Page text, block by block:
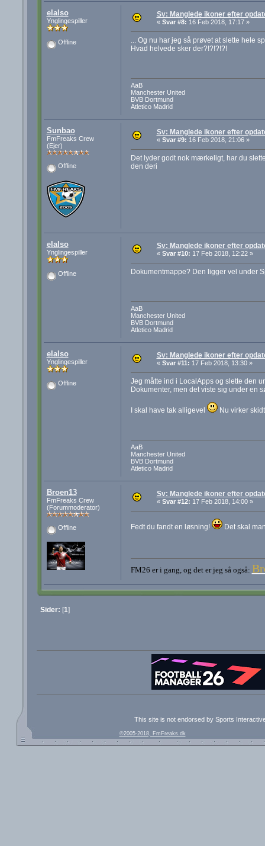
elalso
Ynglingespiller
Offline
Sv: Manglede ikoner efter
« Svar #8: 16 Feb 2018, 17:17 »
... Og nu har jeg så prøvet at slette hele
Hvad helvede sker der?!?!?!?!
AaB
Manchester United
BVB Dortmund
Atletico Madrid
Sunbao
FmFreaks Crew
(Ejer)
Offline
Sv: Manglede ikoner efter
« Svar #9: 16 Feb 2018, 21:06 »
Det lyder godt nok mærkeligt, har du
den deri
elalso
Ynglingespiller
Offline
Sv: Manglede ikoner efter
« Svar #10: 17 Feb 2018, 12:22 »
Dokumentmappe? Den ligger vel under
AaB
Manchester United
BVB Dortmund
Atletico Madrid
elalso
Ynglingespiller
Offline
Sv: Manglede ikoner efter
« Svar #11: 17 Feb 2018, 13:30 »
Jeg måtte ind i LocalApps og slette den
Dokumenter, men det viste sig under en
I skal have tak alligevel Nu virker
AaB
Manchester United
BVB Dortmund
Atletico Madrid
Broen13
FmFreaks Crew
(Forummoderator)
Offline
Sv: Manglede ikoner efter
« Svar #12: 17 Feb 2018, 14:00 »
Fedt du fandt en løsning! Det skal
FM26 er i gang, og det er jeg så også:
Sider: [1]
This site is not endorsed by Sports
©2005-2018, FmFreaks.dk